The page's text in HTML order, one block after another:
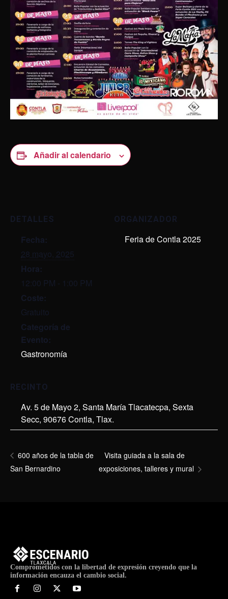
Añadir al calendario
DETALLES
Fecha:
28 mayo, 2025
Hora:
12:00 PM - 1:00 PM
Coste:
Gratuito
Categoría de
Evento:
Gastronomía
RECINTO
Av. 5 de Mayo 2, Santa María Tlacatecpa, Sexta
Secc, 90676 Contla, Tlax.
ORGANIZADOR
Feria de Contla 2025
600 años de la tabla de
San Bernardino
Visita guiada a la sala de
exposiciones, talleres y mural
Comprometidos con la libertad de expresión creyendo que la
información encauza el cambio social.